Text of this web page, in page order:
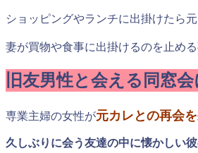
ショッピングやランチに出掛けたら
妻が買物や食事に出掛けるのを止め
旧友男性と会える同窓会
専業主婦の女性が元カレとの再会
久しぶりに会う友達の中に懐かしい